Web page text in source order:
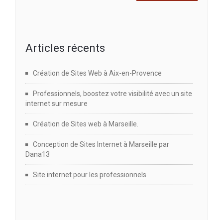
Articles récents
Création de Sites Web à Aix-en-Provence
Professionnels, boostez votre visibilité avec un site
internet sur mesure
Création de Sites web à Marseille.
Conception de Sites Internet à Marseille par
Dana13
Site internet pour les professionnels